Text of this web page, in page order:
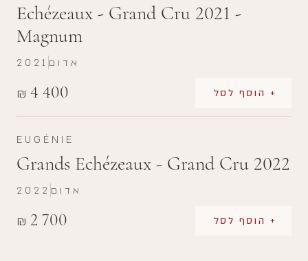
Echézeaux - Grand Cru 2021 -
Magnum
₪ 4 400 + הוסף לסל
2021 אדום
EUGÉNIE
Grands Echézeaux - Grand Cru 2022
₪ 2 700 + הוסף לסל
2022 אדום